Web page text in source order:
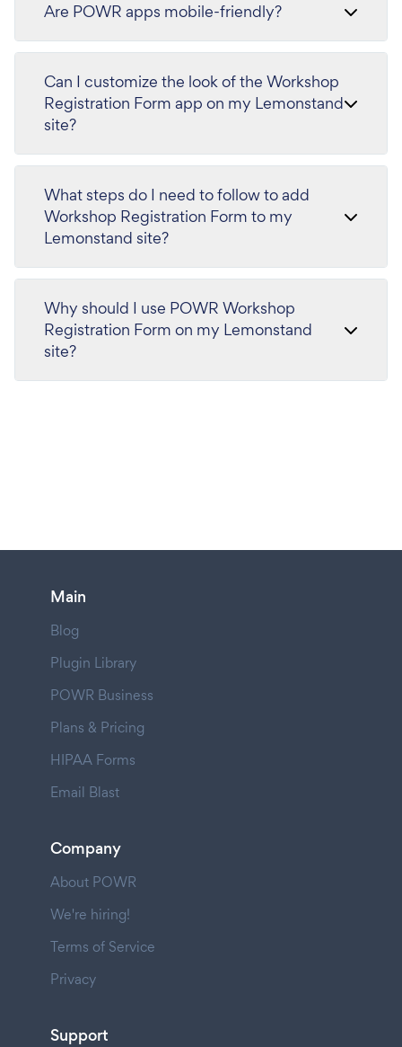
Are POWR apps mobile-friendly?
Can I customize the look of the Workshop
Registration Form app on my Lemonstand
site?
What steps do I need to follow to add
Workshop Registration Form to my
Lemonstand site?
Why should I use POWR Workshop
Registration Form on my Lemonstand
site?
Main
Blog
Plugin Library
POWR Business
Plans & Pricing
HIPAA Forms
Email Blast
Company
About POWR
We're hiring!
Terms of Service
Privacy
Support